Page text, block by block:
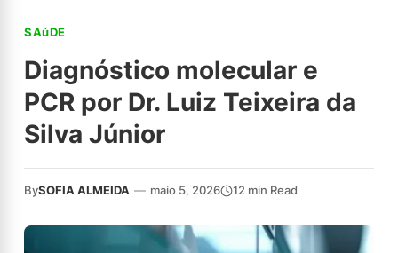
SAúDE
Diagnóstico molecular e
PCR por Dr. Luiz Teixeira da
Silva Júnior
BySOFIA ALMEIDA — maio 5, 2026 12 min Read